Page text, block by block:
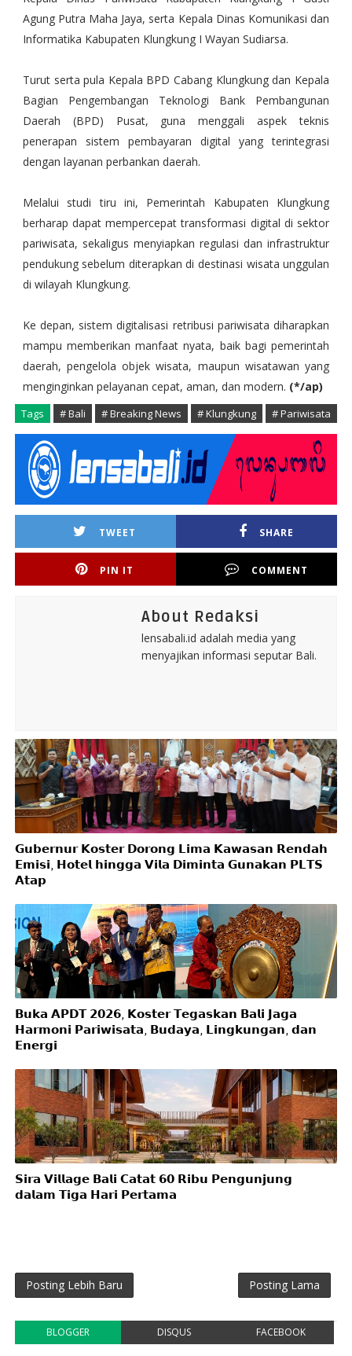
Agung Putra Maha Jaya, serta Kepala Dinas Komunikasi dan
Informatika Kabupaten Klungkung I Wayan Sudiarsa.
Turut serta pula Kepala BPD Cabang Klungkung dan Kepala
Bagian Pengembangan Teknologi Bank Pembangunan
Daerah (BPD) Pusat, guna menggali aspek teknis
penerapan sistem pembayaran digital yang terintegrasi
dengan layanan perbankan daerah.
Melalui studi tiru ini, Pemerintah Kabupaten Klungkung
berharap dapat mempercepat transformasi digital di sektor
pariwisata, sekaligus menyiapkan regulasi dan infrastruktur
pendukung sebelum diterapkan di destinasi wisata unggulan
di wilayah Klungkung.
Ke depan, sistem digitalisasi retribusi pariwisata diharapkan
mampu memberikan manfaat nyata, baik bagi pemerintah
daerah, pengelola objek wisata, maupun wisatawan yang
menginginkan pelayanan cepat, aman, dan modern. (*/ap)
Tags # Bali # Breaking News # Klungkung # Pariwisata
TWEET SHARE
PIN IT COMMENT
About Redaksi
lensabali.id adalah media yang
menyajikan informasi seputar Bali.
𝗚𝘂𝗯𝗲𝗿𝗻𝘂𝗿 𝗞𝗼𝘀𝘁𝗲𝗿 𝗗𝗼𝗿𝗼𝗻𝗴 𝗟𝗶𝗺𝗮 𝗞𝗮𝘄𝗮𝘀𝗮𝗻 𝗥𝗲𝗻𝗱𝗮𝗵
𝗘𝗺𝗶𝘀𝗶, 𝗛𝗼𝘁𝗲𝗹 𝗵𝗶𝗻𝗴𝗴𝗮 𝗩𝗶𝗹𝗮 𝗗𝗶𝗺𝗶𝗻𝘁𝗮 𝗚𝘂𝗻𝗮𝗸𝗮𝗻 𝗣𝗟𝗧𝗦
𝗔𝘁𝗮𝗽
𝗕𝘂𝗸𝗮 𝗔𝗣𝗗𝗧 𝟮𝟬𝟮𝟲, 𝗞𝗼𝘀𝘁𝗲𝗿 𝗧𝗲𝗴𝗮𝘀𝗸𝗮𝗻 𝗕𝗮𝗹𝗶 𝗝𝗮𝗴𝗮
𝗛𝗮𝗿𝗺𝗼𝗻𝗶 𝗣𝗮𝗿𝗶𝘄𝗶𝘀𝗮𝘁𝗮, 𝗕𝘂𝗱𝗮𝘆𝗮, 𝗟𝗶𝗻𝗴𝗸𝘂𝗻𝗴𝗮𝗻, 𝗱𝗮𝗻
𝗘𝗻𝗲𝗿𝗴𝗶
𝗦𝗶𝗿𝗮 𝗩𝗶𝗹𝗹𝗮𝗴𝗲 𝗕𝗮𝗹𝗶 𝗖𝗮𝘁𝗮𝘁 𝟲𝟬 𝗥𝗶𝗯𝘂 𝗣𝗲𝗻𝗴𝘂𝗻𝗷𝘂𝗻𝗴
𝗱𝗮𝗹𝗮𝗺 𝗧𝗶𝗴𝗮 𝗛𝗮𝗿𝗶 𝗣𝗲𝗿𝘁𝗮𝗺𝗮
Posting Lebih Baru Posting Lama
BLOGGER DISQUS FACEBOOK